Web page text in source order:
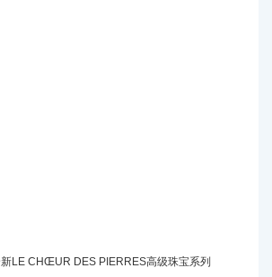
LE CHŒUR DES PIERRES高级珠宝系列